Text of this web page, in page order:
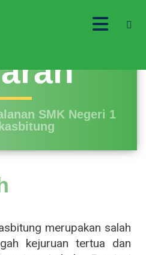
SMK Negeri 1
merupakan salah
kejuruan tertua dan